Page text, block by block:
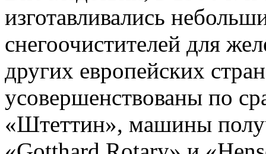
изготавливались
снегоочистителей для
других европейских
усовершенствованы по
«Штеттин», машины